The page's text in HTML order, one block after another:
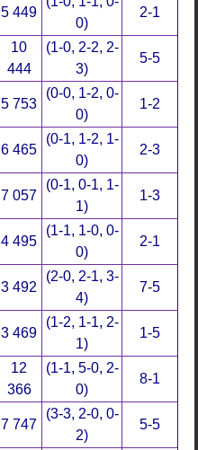
5 449
0)
2-1
10
444
(1-0, 2-2, 2-
3)
5-5
5 753
(0-0, 1-2, 0-
0)
1-2
6 465
(0-1, 1-2, 1-
0)
2-3
7 057
(0-1, 0-1, 1-
1)
1-3
4 495
(1-1, 1-0, 0-
0)
2-1
3 492
(2-0, 2-1, 3-
4)
7-5
3 469
(1-2, 1-1, 2-
1)
1-5
12
366
(1-1, 5-0, 2-
0)
8-1
7 747
(3-3, 2-0, 0-
2)
5-5